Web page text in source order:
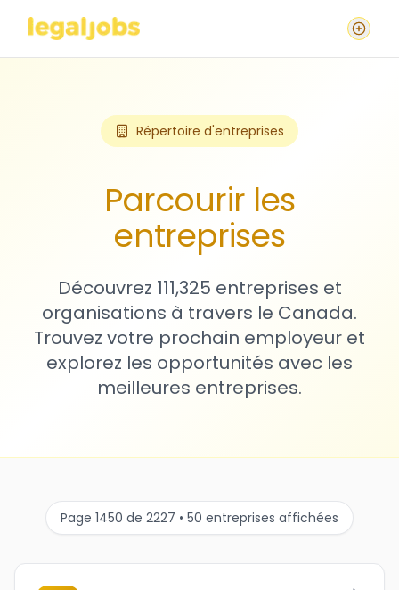
Répertoire d'entreprises
Parcourir les
entreprises
Découvrez 111,325 entreprises et
organisations à travers le Canada.
Trouvez votre prochain employeur et
explorez les opportunités avec les
meilleures entreprises.
Page 1450 de 2227 • 50 entreprises affichées